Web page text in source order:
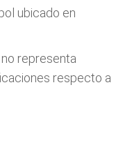
ubicado en
representa
respecto a